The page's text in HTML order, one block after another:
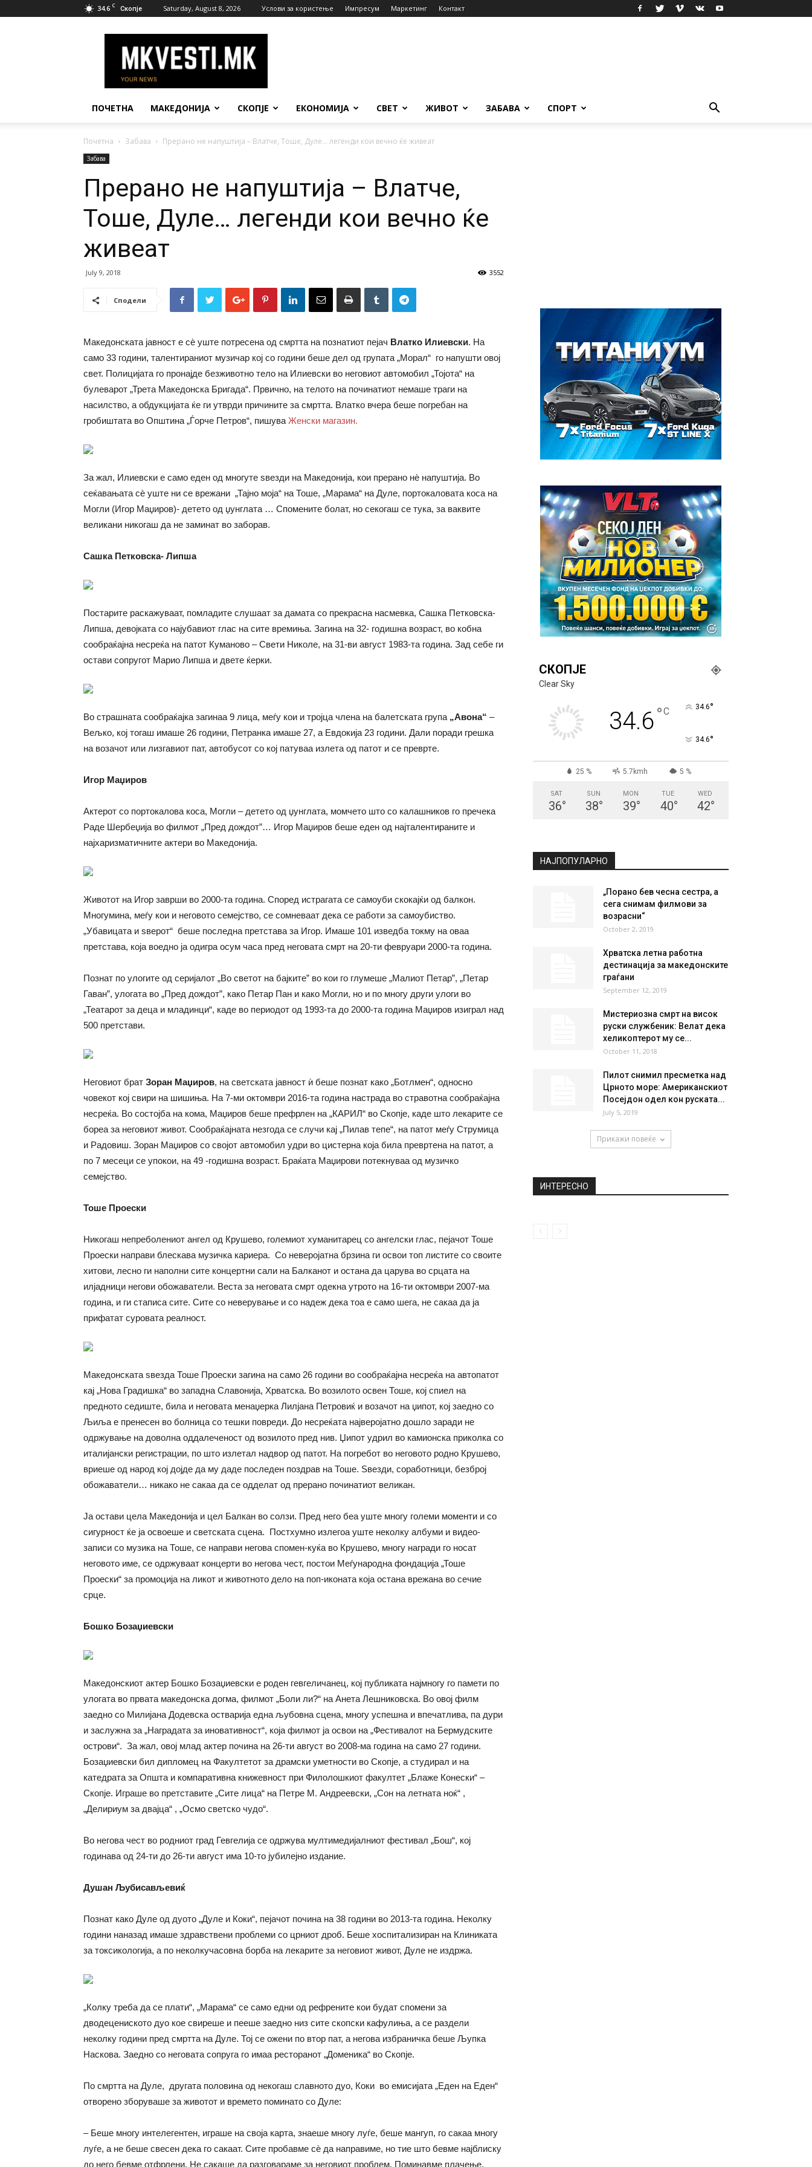
34.6 C Скопје Saturday, August 8, 2026 Услови за користење Импресум Маркетинг Контакт
Вести
ПОЧЕТНА МАКЕДОНИЈА СКОПЈЕ ЕКОНОМИЈА СВЕТ ЖИВОТ ЗАБАВА СПОРТ
Почетна Забава Прерано не напуштија – Влатче, Тоше, Дуле… легенди кои вечно ќе живеат
Забава
Прерано не напуштија – Влатче,
Тоше, Дуле… легенди кои вечно ќе
живеат
July 9, 2018 3552
Сподели
Македонската јавност е сѐ уште потресена од смртта на познатиот пејач Влатко Илиевски. На
само 33 години, талентираниот музичар кој со години беше дел од групата „Морал“ го напушти овој
свет. Полицијата го пронајде безживотно тело на Илиевски во неговиот автомобил „Тојота“ на
булеварот „Трета Македонска Бригада“. Првично, на телото на починатиот немаше траги на
насилство, а обдукцијата ќе ги утврди причините за смртта. Влатко вчера беше погребан на
гробиштата во Општина „Ѓорче Петров“, пишува Женски магазин.
За жал, Илиевски е само еден од многуте ѕвезди на Македонија, кои прерано нѐ напуштија. Во
сеќавањата сѐ уште ни се врежани „Тајно моја“ на Тоше, „Марама“ на Дуле, портокаловата коса на
Могли (Игор Маџиров)- детето од џунглата … Спомените болат, но секогаш се тука, за ваквите
великани никогаш да не заминат во заборав.
Сашка Петковска- Липша
По­ста­ри­те рас­ка­жу­ва­ат, пом­ла­ди­те слу­ша­ат за да­ма­та со прекрасна насмевка, Са­шка Пе­тков­ска-
Липша, девојката со најубавиот глас на сите времиња. За­ги­на­ на 32- го­диш­на во­зраст, во кобна
сообраќајна несреќа на патот Куманово – Свети Николе, на 31-ви август 1983-та го­ди­на. Зад се­бе ги
оста­ви со­пру­гот Ма­рио Лип­ша и две­те ќер­ки.
Во страшната со­о­бра­ќај­ка за­ги­наа 9 лица, меѓу кои и трој­ца чле­на на балетската гру­па­ „Аво­на“ –
Вељ­ко, кој то­гаш има­ше 26 го­ди­ни, Пе­тран­ка има­ше 27, а Ев­до­ки­ја 23 го­ди­ни. Да­ли по­ра­ди гре­шка
на во­за­чот или лиз­га­ви­от пат, авто­бу­сот со кој па­ту­ваа из­ле­та од па­тот и се пре­вр­те.
Игор Маџиров
Актерот со портокалова коса, Могли – детето од џунглата, момчето што со калашников го пречека
Раде Шербеџија во филмот „Пред дождот”… Игор Маџиров беше еден од најталентираните и
најхаризматичните актери во Македонија.
Животот на Игор заврши во 2000-та година. Според истрагата се самоуби скокајќи од балкон.
Многумина, меѓу кои и неговото семејство, се сомневаат дека се работи за самоубиствo.
„Убавицата и ѕверот“ беше последна претстава за Игор. Имаше 101 изведба токму на оваа
претстава, која воедно ја одигра осум часа пред неговата смрт на 20-ти февруари 2000-та година.
Познат по улогите од серијалот „Во светот на бајките” во кои го глумеше „Малиот Петар”, „Петар
Гаван”, улогата во „Пред дождот”, како Петар Пан и како Могли, но и по многу други улоги во
„Театарот за деца и младинци“, каде во периодот од 1993-та до 2000-та година Маџиров изиграл над
500 претстави.
Неговиот брат Зоран Маџиров, на светската јавност ѝ беше познат како „Ботлмен“, односно
човекот кој свири на шишиња. На 7-ми октомври 2016-та година настрада во стравотна сообраќајна
несреќа. Во состојба на кома, Маџиров беше префрлен на „КАРИЛ“ во Скопје, каде што лекарите се
бореа за неговиот живот. Сообраќајната незгода се случи кај „Пилав тепе“, на патот меѓу Струмица
и Радовиш. Зоран Маџиров со својот автомобил удри во цистерна која била превртена на патот, а
по 7 месеци се упокои, на 49 -годишна возраст. Браќата Маџирови потекнуваа од музичко
семејство.
Тоше Проески
Никогаш непреболениот ангел од Крушево, големиот хуманитарец со ангелски глас, пејачот Тоше
Проески направи блескава музичка кариера. Со неверојатна брзина ги освои топ листите со своите
хитови, лесно ги наполни сите концертни сали на Балканот и остана да царува во срцата на
илјадници негови обожаватели. Веста за неговата смрт одекна утрото на 16-ти октомври 2007-ма
година, и ги стаписа сите. Сите со неверување и со надеж дека тоа е само шега, не сакаа да ја
прифатат суровата реалност.
Македонската ѕвезда Тоше Проески загина на само 26 години во сообраќајна несреќа на автопатот
кај „Нова Градишка“ во западна Славонија, Хрватска. Во возилото освен Тоше, кој спиел на
предното седиште, била и неговата менаџерка Лилјана Петровиќ и возачот на џипот, кој заедно со
Љиља е пренесен во болница со тешки повреди. До несреќата најверојатно дошло заради не
одржување на доволна оддалеченост од возилото пред нив. Џипот удрил во камионска приколка со
италијански регистрации, по што излетал надвор од патот. На погребот во неговото родно Крушево,
вриеше од народ кој дојде да му даде последен поздрав на Тоше. Ѕвезди, соработници, безброј
обожаватели… никако не сакаа да се одделат од прерано починатиот великан.
Ја остави цела Македонија и цел Балкан во солзи. Пред него беа уште многу големи моменти и со
сигурност ќе ја освоеше и светската сцена. Постхумно излегоа уште неколку албуми и видео-
записи со музика на Тоше, се направи негова спомен-куќа во Крушево, многу награди го носат
неговото име, се одржуваат концерти во негова чест, постои Меѓународна фондација „Тоше
Проески“ за промоција на ликот и животното дело на поп-иконата која остана врежана во сечие
срце.
Бошко Бозаџиевски
Македонскиот актер Бошко Бозаџиевски е роден гевгеличанец, кој публиката најмногу го памети по
улогата во првата македонска догма, филмот „Боли ли?“ на Анета Лешниковска. Во овој филм
заедно со Милијана Додевска остварија една љубовна сцена, многу успешна и впечатлива, па дури
и заслужна за „Наградата за иновативност“, која филмот ја освои на „Фестивалот на Бермудските
острови“. За жал, овој млад актер почина на 26-ти август во 2008-ма година на само 27 години.
Бозаџиевски бил дипломец на Факултетот за драмски уметности во Скопје, а студирал и на
катедрата за Општа и компаративна книжевност при Филолошкиот факултет „Блаже Конески“ –
Скопје. Играше во претставите „Сите лица“ на Петре М. Андреевски, „Сон на летната ноќ“ ,
„Делириум за двајца“ , „Осмо светско чудо“.
Во негова чест во родниот град Гевгелија се одржува мултимедијалниот фестивал „Бош“, кој
годинава од 24-ти до 26-ти август има 10-то јубилејно издание.
Душан Љубисављевиќ
Познат како Дуле од дуото „Дуле и Коки“, пејачот почина на 38 години во 2013-та година. Неколку
години наназад имаше здравствени проблеми со црниот дроб. Беше хоспитализиран на Клиниката
за токсикологија, а по неколкучасовна борба на лекарите за неговиот живот, Дуле не издржа.
„Колку треба да се плати“, „Марама“ се само едни од рефрените кои будат спомени за
дводецениското дуо кое свиреше и пееше заедно низ сите скопски кафулиња, а се раздели
неколку години пред смртта на Дуле. Тој се ожени по втор пат, а негова избраничка беше Љупка
Наскова. Заедно со неговата сопруга го имаа ресторанот „Доменика“ во Скопје.
По смртта на Дуле, другата половина од некогаш славното дуо, Коки во емисијата „Еден на Еден“
отворено зборуваше за животот и времето поминато со Дуле:
– Беше многу интелегентен, играше на своја карта, знаеше многу луѓе, беше мангуп, го сакаа многу
луѓе, а не беше свесен дека го сакаат. Сите пробавме сѐ да направиме, но тие што бевме најблиску
до него бевме отфрлени. Не сакаше да разговараме за неговиот проблем. Поминавме плачење,
СКОПЈЕ
Clear Sky
34.6°C 34.6°
34.6°
25 % 5.7kmh 5 %
SAT
36°
SUN
38°
MON
39°
TUE
40°
WED
42°
НАЈПОПУЛАРНО
„Порано бев чесна сестра, а
сега снимам филмови за
возрасни“
October 2, 2019
Хрватска летна работна
дестинација за македонските
граѓани
September 12, 2019
Мистериозна смрт на висок
руски службеник: Велат дека
хеликоптерот му се...
October 11, 2018
Пилот снимил пресметка над
Црното море: Американскиот
Посејдон одел кон руската...
July 5, 2019
Прикажи повеќе
ИНТЕРЕСНО